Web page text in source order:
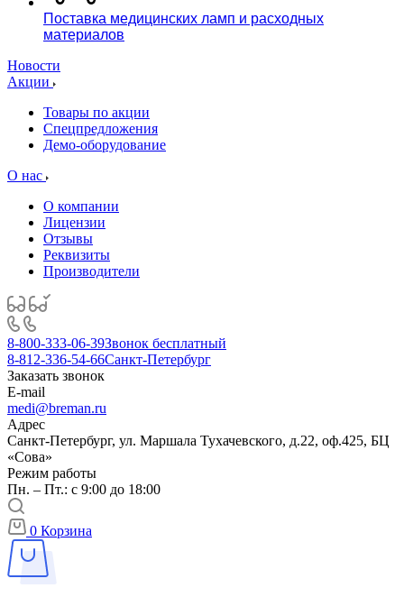
Поставка медицинских ламп и расходных
материалов
Новости
Акции
Товары по акции
Спецпредложения
Демо-оборудование
О нас
О компании
Лицензии
Отзывы
Реквизиты
Производители
8-800-333-06-39Звонок бесплатный
8-812-336-54-66Санкт-Петербург
Заказать звонок
E-mail
medi@breman.ru
Адрес
Санкт-Петербург, ул. Маршала Тухачевского, д.22, оф.425, БЦ
«Сова»
Режим работы
Пн. – Пт.: с 9:00 до 18:00
0 Корзина